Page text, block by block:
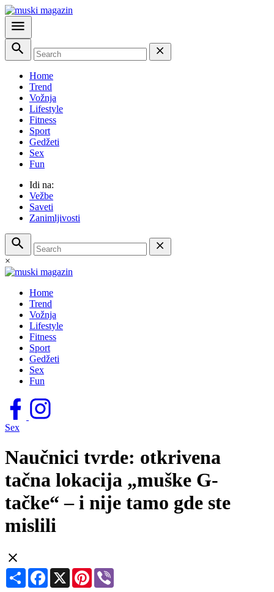
Home
Trend
Vožnja
Lifestyle
Fitness
Sport
Gedžeti
Sex
Fun
Idi na:
Vežbe
Saveti
Zanimljivosti
×
Home
Trend
Vožnja
Lifestyle
Fitness
Sport
Gedžeti
Sex
Fun
Sex
Naučnici tvrde: otkrivena
tačna lokacija „muške G-
tačke“ – i nije tamo gde ste
mislili
Share Facebook
X Pinterest